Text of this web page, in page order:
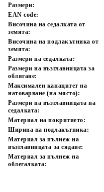
Размери:
EAN code:
Височина на седалката от
земята:
Височина на подлакътника от
земята:
Размери на седалката:
Размери на възглавницата за
облягане:
Максимален капацитет на
натоварване (на място):
Размери на възглавницата на
седалката:
Материал на покритието:
Ширина на подлакътника:
Материал за пълнеж на
възглавницата за сядане:
Материал за пълнеж на
облегалката: